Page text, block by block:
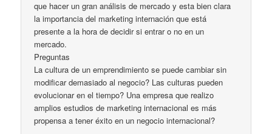
que hacer un gran análisis de mercado y esta bien clara
la importancia del marketing internación que está
presente a la hora de decidir si entrar o no en un
mercado.
Preguntas
La cultura de un emprendimiento se puede cambiar sin
modificar demasiado al negocio? Las culturas pueden
evolucionar en el tiempo? Una empresa que realizo
amplios estudios de marketing internacional es más
propensa a tener éxito en un negocio internacional?